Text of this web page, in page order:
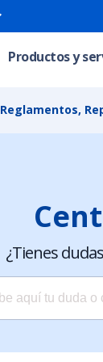
Productos y
Reglamentos,
¿Tienes